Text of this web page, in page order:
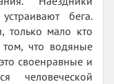
бега.
только мало кто
том, что водяные
своенравные и
человеческой